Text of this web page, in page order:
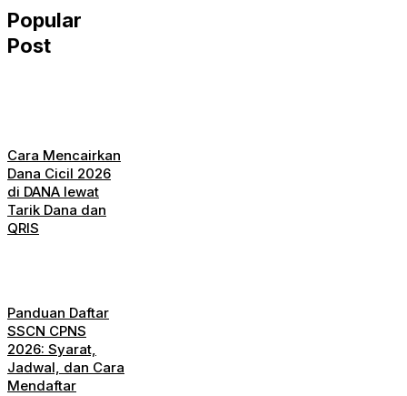
Popular
Post
Cara Mencairkan
Dana Cicil 2026
di DANA lewat
Tarik Dana dan
QRIS
Panduan Daftar
SSCN CPNS
2026: Syarat,
Jadwal, dan Cara
Mendaftar